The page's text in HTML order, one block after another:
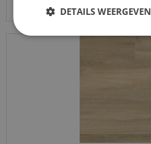
DETAILS WEERGEVEN